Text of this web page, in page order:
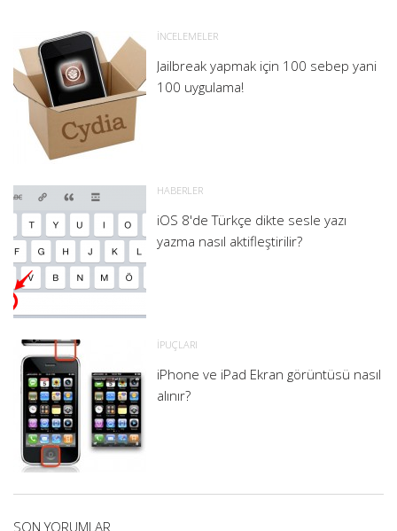
İNCELEMELER
Jailbreak yapmak için 100 sebep yani
100 uygulama!
HABERLER
iOS 8'de Türkçe dikte sesle yazı
yazma nasıl aktifleştirilir?
İPUÇLARI
iPhone ve iPad Ekran görüntüsü nasıl
alınır?
SON YORUMLAR